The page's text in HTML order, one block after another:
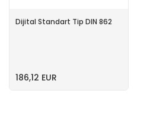
Dijital Standart Tip DIN 862
186,12 EUR